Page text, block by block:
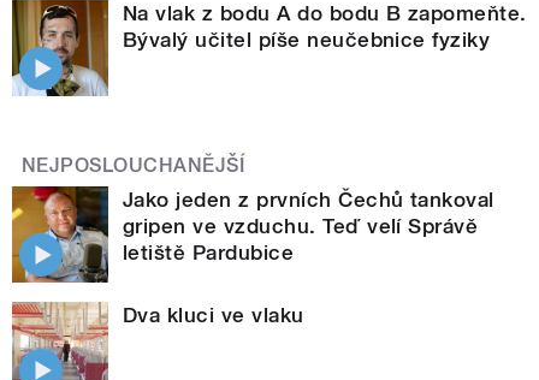
Na vlak z bodu A do bodu B zapomeňte.
Bývalý učitel píše neučebnice fyziky
NEJPOSLOUCHANĚJŠÍ
Jako jeden z prvních Čechů tankoval
gripen ve vzduchu. Teď velí Správě
letiště Pardubice
Dva kluci ve vlaku